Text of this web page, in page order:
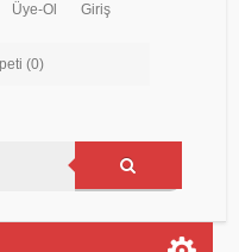
Üye-Ol Giriş
(0)